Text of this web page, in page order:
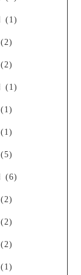
(1)
(2)
(2)
(1)
(1)
(1)
(5)
(6)
(2)
(2)
(2)
(1)